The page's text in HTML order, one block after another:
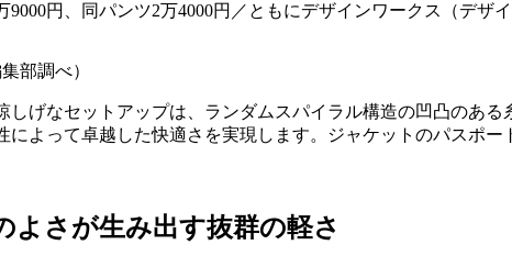
円、同パンツ2万4000円／ともにデザインワークス（デザイ
部調べ）
しげなセットアップは、ランダムスパイラル構造の凹凸のあ
によって卓越した快適さを実現します。ジャケットのパスポ
よさが生み出す抜群の軽さ